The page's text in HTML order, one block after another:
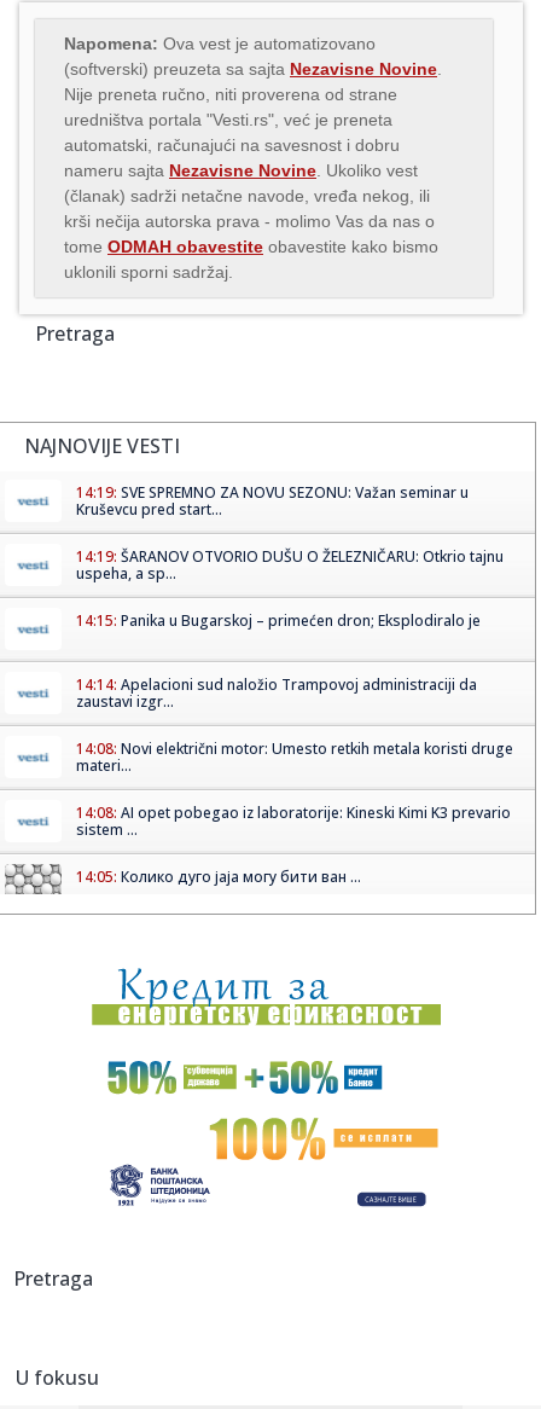
Napomena: Ova vest je automatizovano
(softverski) preuzeta sa sajta Nezavisne Novine
Nije preneta ručno, niti proverena od strane
uredništva portala "Vesti.rs", već je preneta
automatski, računajući na savesnost i dobru
nameru sajta Nezavisne Novine . Ukoliko vest
(članak) sadrži netačne navode, vređa nekog, ili
krši nečija autorska prava - molimo Vas da nas o
tome ODMAH obavestite obavestite kako bismo
uklonili sporni sadržaj.
Pretraga
NAJNOVIJE VESTI
14:19: SVE SPREMNO ZA NOVU SEZONU: Važan seminar u
Kruševcu pred start...
14:19: ŠARANOV OTVORIO DUŠU O ŽELEZNIČARU: Otkrio tajnu
uspeha, a sp...
14:15: Panika u Bugarskoj – primećen dron; Eksplodiralo je
14:14: Apelacioni sud naložio Trampovoj administraciji da
zaustavi izgr...
14:08: Novi električni motor: Umesto retkih metala koristi druge
materi...
14:08: AI opet pobegao iz laboratorije: Kineski Kimi K3 prevario
sistem ...
14:05: Колико дуго јаја могу бити ван ...
14:03:Konstitutivna sjednica Skupštine Kosova odložena, Kurti
ponovo ...
14:03:EK potvrdila da Srbija ispunjava standarde u kontroli
bezbednosti...
VIDEO: 2005 London Taxi
14:01:TURIZAM: Stara Pazova i ovog leta beleži veliku
od...
13:58:
Pretraga
U fokusu